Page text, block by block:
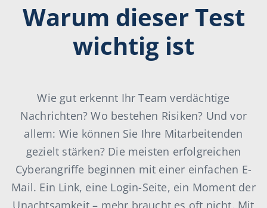
Warum dieser Test
wichtig ist
Wie gut erkennt Ihr Team verdächtige
Nachrichten? Wo bestehen Risiken? Und vor
allem: Wie können Sie Ihre Mitarbeitenden
gezielt stärken? Die meisten erfolgreichen
Cyberangriffe beginnen mit einer einfachen E-
Mail. Ein Link, eine Login-Seite, ein Moment der